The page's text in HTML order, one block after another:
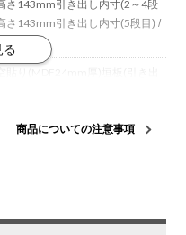
さ143mm引き出し内寸(2～4段
さ143mm引き出し内寸(5段目) /
商品についての注意事項